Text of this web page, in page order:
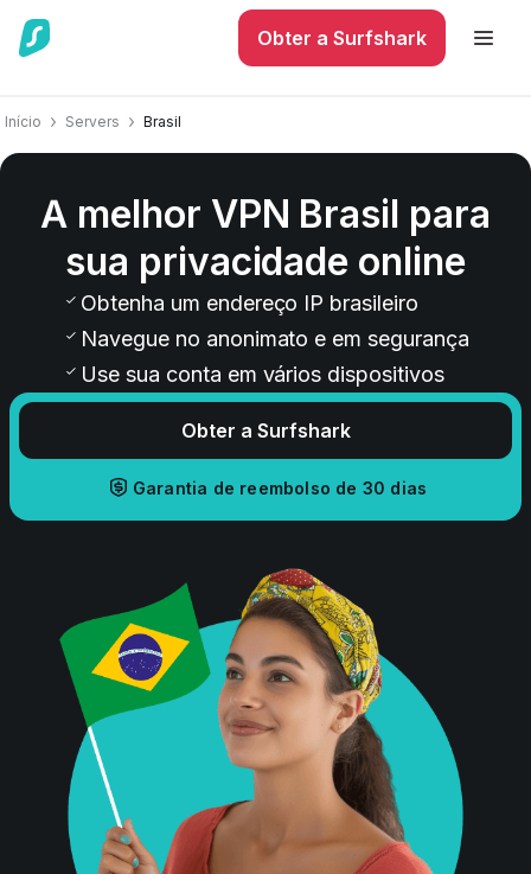
Obter a Surfshark
Início Servers Brasil
A melhor VPN Brasil para
sua privacidade online
Obtenha um endereço IP brasileiro
Navegue no anonimato e em segurança
Use sua conta em vários dispositivos
Obter a Surfshark
Garantia de reembolso de 30 dias